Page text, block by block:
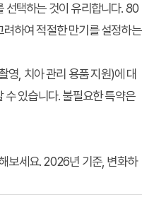
선택하는 것이 유리합니다. 80
하여 적절한 만기를 설정하는
영, 치아 관리 용품 지원)에 대
수 있습니다. 불필요한 특약은
보세요. 2026년 기준, 변화하